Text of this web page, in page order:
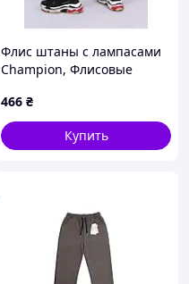
Флис штаны с лампасами
Champion, Флисовые
флисе
466 ₴
Купить